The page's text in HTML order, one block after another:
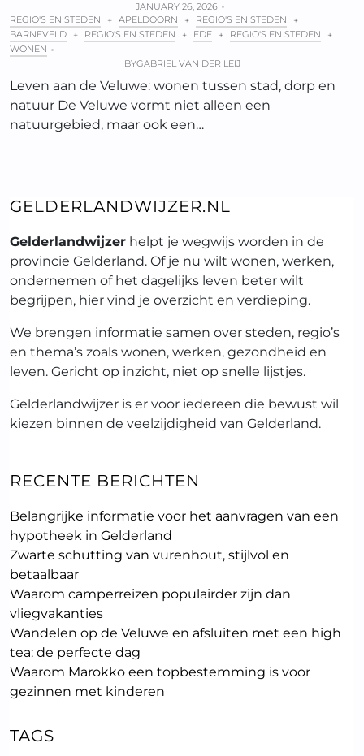
JANUARY 26, 2026
REGIO'S EN STEDEN
+ APELDOORN + REGIO'S EN STEDEN
+
BARNEVELD
+ REGIO'S EN STEDEN + EDE + REGIO'S EN STEDEN
+
WONEN
BYGABRIEL VAN DER LEIJ
Leven aan de Veluwe: wonen tussen stad, dorp en
natuur De Veluwe vormt niet alleen een
natuurgebied, maar ook een…
GELDERLANDWIJZER.NL
Gelderlandwijzer helpt je wegwijs worden in de
provincie Gelderland. Of je nu wilt wonen, werken,
ondernemen of het dagelijks leven beter wilt
begrijpen, hier vind je overzicht en verdieping.
We brengen informatie samen over steden, regio’s
en thema’s zoals wonen, werken, gezondheid en
leven. Gericht op inzicht, niet op snelle lijstjes.
Gelderlandwijzer is er voor iedereen die bewust wil
kiezen binnen de veelzijdigheid van Gelderland.
RECENTE BERICHTEN
Belangrijke informatie voor het aanvragen van een
hypotheek in Gelderland
Zwarte schutting van vurenhout, stijlvol en
betaalbaar
Waarom camperreizen populairder zijn dan
vliegvakanties
Wandelen op de Veluwe en afsluiten met een high
tea: de perfecte dag
Waarom Marokko een topbestemming is voor
gezinnen met kinderen
TAGS